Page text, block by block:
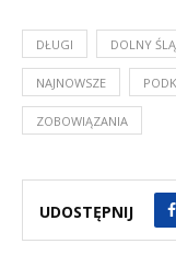
DŁUGI DOLNY
NAJNOWSZE
ZOBOWIĄZANIA
UDOSTĘPNIJ